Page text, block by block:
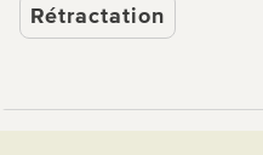
Rétractation